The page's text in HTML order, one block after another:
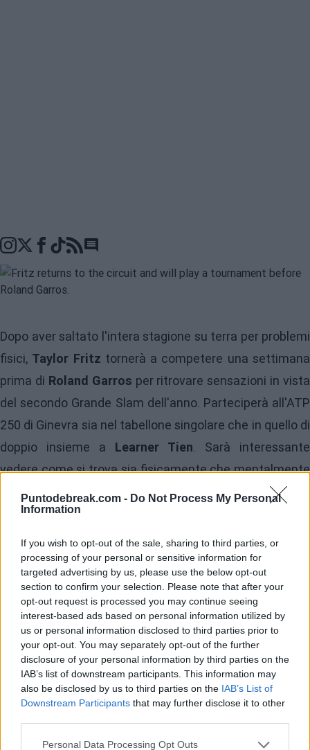
Puntodebreak.com - Do Not Process My Personal
Information
If you wish to opt-out of the sale, sharing to third parties, or
processing of your personal or sensitive information for
targeted advertising by us, please use the below opt-out
section to confirm your selection. Please note that after your
opt-out request is processed you may continue seeing
interest-based ads based on personal information utilized by
us or personal information disclosed to third parties prior to
your opt-out. You may separately opt-out of the further
disclosure of your personal information by third parties on the
IAB’s list of downstream participants. This information may
also be disclosed by us to third parties on the IAB’s List of
Downstream Participants that may further disclose it to other
Personal Data Processing Opt Outs
Go to comments seciton
Dopo aver saltato l'intera stagione su terra per problemi
fisici, Taylor Fritz tornerà a competere una settimana
prima di Roland Garros per ritrovare sensazioni in vista
del secondo Grande Slam dell'anno. Parteciperà all'ATP
250 di Ginevra sia nel tabellone singolare che in quello di
doppio insieme a Learner Tien. Sarà interessante
vedere come si trova sia fisicamente che mentalmente
dopo essersi separato anche dalla sua compagna
Morgan Riddle qualche settimana fa.